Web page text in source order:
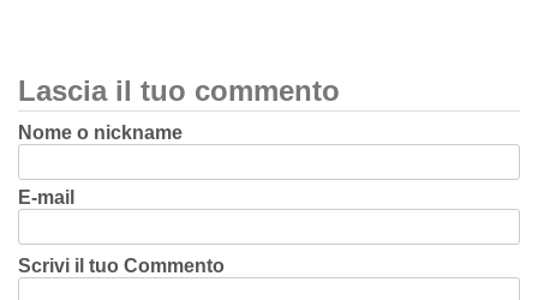
Lascia il tuo commento
Nome o nickname
E-mail
Scrivi il tuo Commento